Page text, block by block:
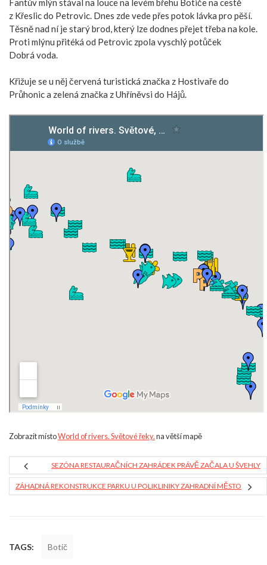
Fantův mlýn stával na louce na levém břehu Botiče na cestě
z Křeslic do Petrovic. Dnes zde vede přes potok lávka pro pěší.
Těsně nad ní je starý brod, který lze dodnes přejet třeba na kole.
Proti mlýnu přitéká od Petrovic zpola vyschlý potůček
Dobrá voda.
Křižuje se u něj červená turistická značka z Hostivaře do
Průhonic a zelená značka z Uhříněvsi do Hájů.
Zobrazit místoWorld of rivers. Světové řeky.na větší mapě
SEZÓNA RESTAURAČNÍCH ZAHRÁDEK PRÁVĚ ZAČALA U ŠVEHLY
ZÁHADNÁ REKONSTRUKCE PARKU U POLIKLINIKY ZAHRADNÍ MĚSTO
TAGS: Botič